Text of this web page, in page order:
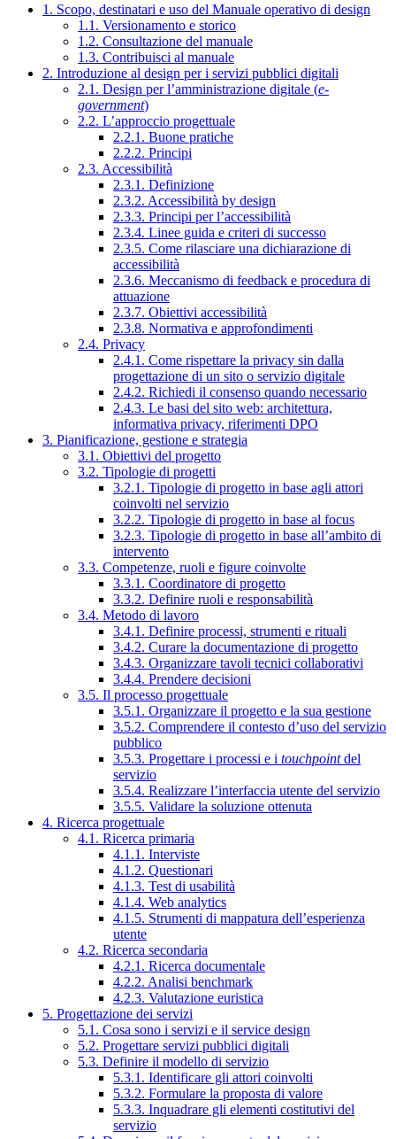
1. Scopo, destinatari e uso del Manuale operativo di design
1.1. Versionamento e storico
1.2. Consultazione del manuale
1.3. Contribuisci al manuale
2. Introduzione al design per i servizi pubblici digitali
2.1. Design per l’amministrazione digitale (e-
government)
2.2. L’approccio progettuale
2.2.1. Buone pratiche
2.2.2. Principi
2.3. Accessibilità
2.3.1. Definizione
2.3.2. Accessibilità by design
2.3.3. Principi per l’accessibilità
2.3.4. Linee guida e criteri di successo
2.3.5. Come rilasciare una dichiarazione di
accessibilità
2.3.6. Meccanismo di feedback e procedura di
attuazione
2.3.7. Obiettivi accessibilità
2.3.8. Normativa e approfondimenti
2.4. Privacy
2.4.1. Come rispettare la privacy sin dalla
progettazione di un sito o servizio digitale
2.4.2. Richiedi il consenso quando necessario
2.4.3. Le basi del sito web: architettura,
informativa privacy, riferimenti DPO
3. Pianificazione, gestione e strategia
3.1. Obiettivi del progetto
3.2. Tipologie di progetti
3.2.1. Tipologie di progetto in base agli attori
coinvolti nel servizio
3.2.2. Tipologie di progetto in base al focus
3.2.3. Tipologie di progetto in base all’ambito di
intervento
3.3. Competenze, ruoli e figure coinvolte
3.3.1. Coordinatore di progetto
3.3.2. Definire ruoli e responsabilità
3.4. Metodo di lavoro
3.4.1. Definire processi, strumenti e rituali
3.4.2. Curare la documentazione di progetto
3.4.3. Organizzare tavoli tecnici collaborativi
3.4.4. Prendere decisioni
3.5. Il processo progettuale
3.5.1. Organizzare il progetto e la sua gestione
3.5.2. Comprendere il contesto d’uso del servizio
pubblico
3.5.3. Progettare i processi e i touchpointdel
servizio
3.5.4. Realizzare l’interfaccia utente del servizio
3.5.5. Validare la soluzione ottenuta
4. Ricerca progettuale
4.1. Ricerca primaria
4.1.1. Interviste
4.1.2. Questionari
4.1.3. Test di usabilità
4.1.4. Web analytics
4.1.5. Strumenti di mappatura dell’esperienza
utente
4.2. Ricerca secondaria
4.2.1. Ricerca documentale
4.2.2. Analisi benchmark
4.2.3. Valutazione euristica
5. Progettazione dei servizi
5.1. Cosa sono i servizi e il service design
5.2. Progettare servizi pubblici digitali
5.3. Definire il modello di servizio
5.3.1. Identificare gli attori coinvolti
5.3.2. Formulare la proposta di valore
5.3.3. Inquadrare gli elementi costitutivi del
servizio